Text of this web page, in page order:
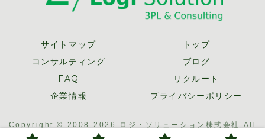
サイトマップ
トップ
コンサルティング
ブログ
FAQ
リクルート
企業情報
プライバシーポリシー
Copyright © 2008-2026 ロジ・ソリューション株式会社 All